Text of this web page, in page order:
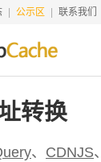
公示区 联系我们
转换
、 CDNJS、